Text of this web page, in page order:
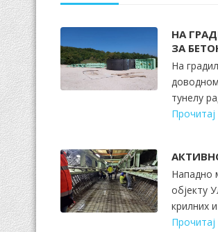
НА
ЗА
На
тунелу
Прочитај
Нападно
објекту
крилних
Прочитај